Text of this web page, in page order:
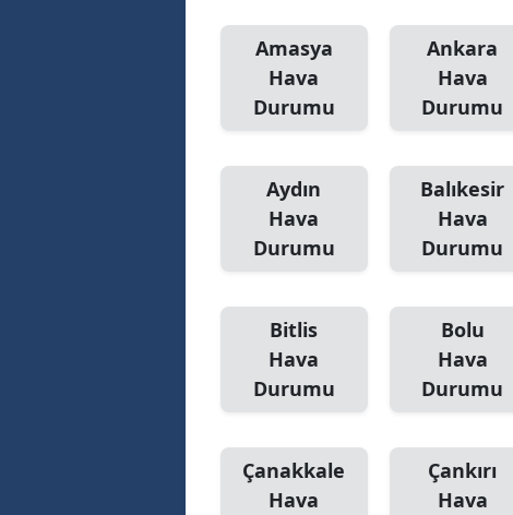
Amasya
Hava
Durumu
Ankara
Hava
Durumu
Aydın
Hava
Durumu
Balıkesir
Hava
Durumu
Bitlis
Hava
Durumu
Bolu
Hava
Durumu
Çanakkale
Hava
Çankırı
Hava